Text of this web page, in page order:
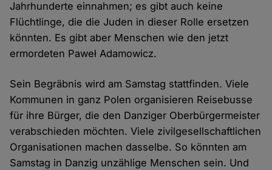
Jahrhunderte einnahmen; es gibt auch keine
Flüchtlinge, die die Juden in dieser Rolle ersetzen
könnten. Es gibt aber Menschen wie den jetzt
ermordeten Paweł Adamowicz.
Sein Begräbnis wird am Samstag stattfinden. Viele
Kommunen in ganz Polen organisieren Reisebusse
für ihre Bürger, die den Danziger Oberbürgermeister
verabschieden möchten. Viele zivilgesellschaftlichen
Organisationen machen dasselbe. So könnten am
Samstag in Danzig unzählige Menschen sein. Und